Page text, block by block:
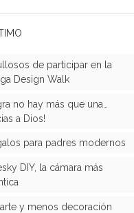
de participar en la
Design Walk
no hay más que una…
a Dios!
para padres modernos
DIY, la cámara más
y menos decoración